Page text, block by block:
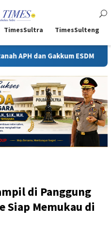
TimesSultra TimesSulteng
ESDM Kejati Sultra
di Panggung
Siap Memukau di